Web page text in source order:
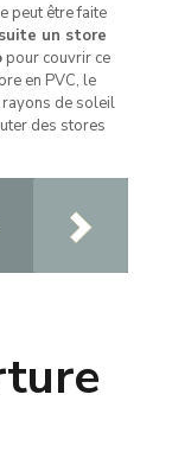
peut être faite
un store
pour couvrir ce
en PVC, le
de soleil
des stores